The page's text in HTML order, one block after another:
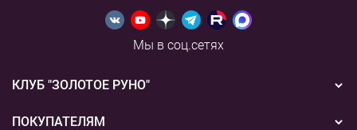
Мы в соц.сетях
КЛУБ "ЗОЛОТОЕ РУНО"
Новости
ПОКУПАТЕЛЯМ